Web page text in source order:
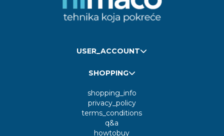
USER_ACCOUNT
SHOPPING
shopping_info
privacy_policy
terms_conditions
q&a
howtobuy